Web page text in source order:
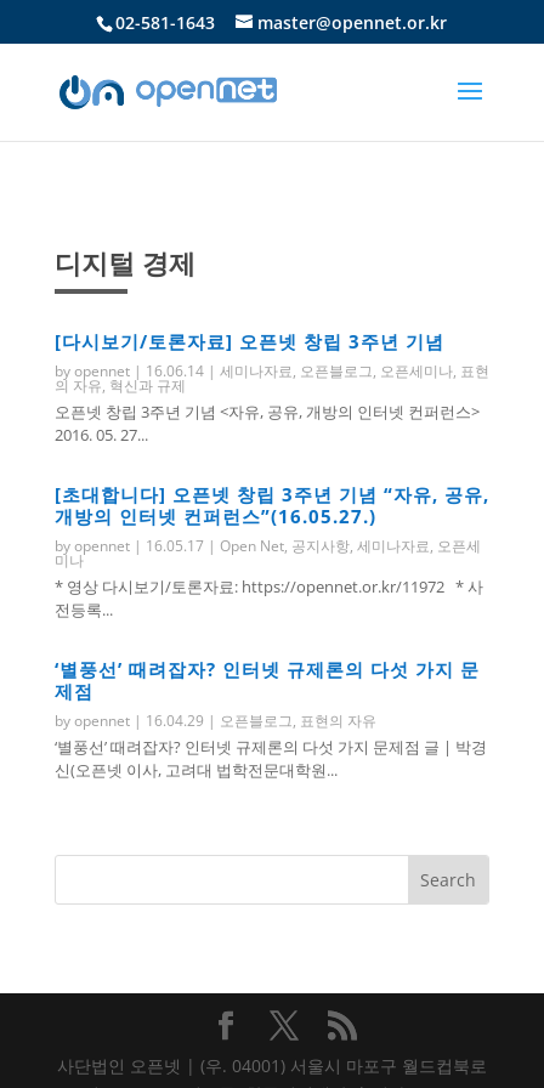
02-581-1643 master@opennet.or.kr
디지털 경제
[다시보기/토론자료] 오픈넷 창립 3주년 기념
byopennet| 16.06.14| 세미나자료, 오픈블로그, 오픈세미나, 표현
의 자유, 혁신과 규제
오픈넷 창립 3주년 기념 <자유, 공유, 개방의 인터넷 컨퍼런스>
2016. 05. 27...
[초대합니다] 오픈넷 창립 3주년 기념 “자유, 공유,
개방의 인터넷 컨퍼런스”(16.05.27.)
byopennet| 16.05.17| Open Net, 공지사항, 세미나자료, 오픈세
미나
* 영상 다시보기/토론자료: https://opennet.or.kr/11972 * 사
전등록...
‘별풍선’ 때려잡자? 인터넷 규제론의 다섯 가지 문
제점
byopennet| 16.04.29 | 오픈블로그, 표현의 자유
‘별풍선’ 때려잡자? 인터넷 규제론의 다섯 가지 문제점 글 | 박경
신(오픈넷 이사, 고려대 법학전문대학원...
사단법인 오픈넷 | (우. 04001) 서울시 마포구 월드컵북로